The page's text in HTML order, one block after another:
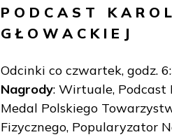
PODCAST
GŁOWACKIEJ
Odcinki co czwartek, godz.
Nagrody: Wirtuale, Podcast
Medal Polskiego
Fizycznego, Popularyzator